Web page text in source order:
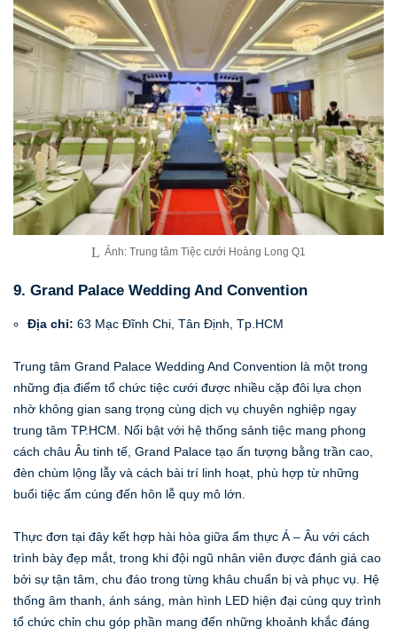
Ảnh: Trung tâm Tiệc cưới Hoàng Long Q1
9. Grand Palace Wedding And Convention
Địa chỉ: 63 Mạc Đĩnh Chi, Tân Định, Tp.HCM
Trung tâm Grand Palace Wedding And Convention là một trong
những địa điểm tổ chức tiệc cưới được nhiều cặp đôi lựa chọn
nhờ không gian sang trọng cùng dịch vụ chuyên nghiệp ngay
trung tâm TP.HCM. Nổi bật với hệ thống sảnh tiệc mang phong
cách châu Âu tinh tế, Grand Palace tạo ấn tượng bằng trần cao,
đèn chùm lộng lẫy và cách bài trí linh hoạt, phù hợp từ những
buổi tiệc ấm cúng đến hôn lễ quy mô lớn.
Thực đơn tại đây kết hợp hài hòa giữa ẩm thực Á – Âu với cách
trình bày đẹp mắt, trong khi đội ngũ nhân viên được đánh giá cao
bởi sự tận tâm, chu đáo trong từng khâu chuẩn bị và phục vụ. Hệ
thống âm thanh, ánh sáng, màn hình LED hiện đại cùng quy trình
tổ chức chỉn chu góp phần mang đến những khoảnh khắc đáng